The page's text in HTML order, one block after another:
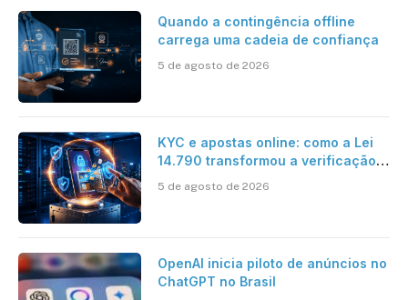
Quando a contingência offline
carrega uma cadeia de confiança
5 de agosto de 2026
KYC e apostas online: como a Lei
14.790 transformou a verificação
brasileiro
5 de agosto de 2026
OpenAI inicia piloto de anúncios no
ChatGPT no Brasil